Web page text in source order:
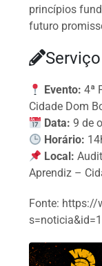
princípios
futuro
Serviço
Evento: 4ª
Cidade Dom
Data: 9 de
Horário:
Local:
Aprendiz –
Fonte: https://